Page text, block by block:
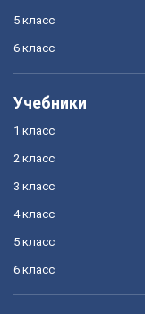
5 класс
6 класс
Учебники
1 класс
2 класс
3 класс
4 класс
5 класс
6 класс